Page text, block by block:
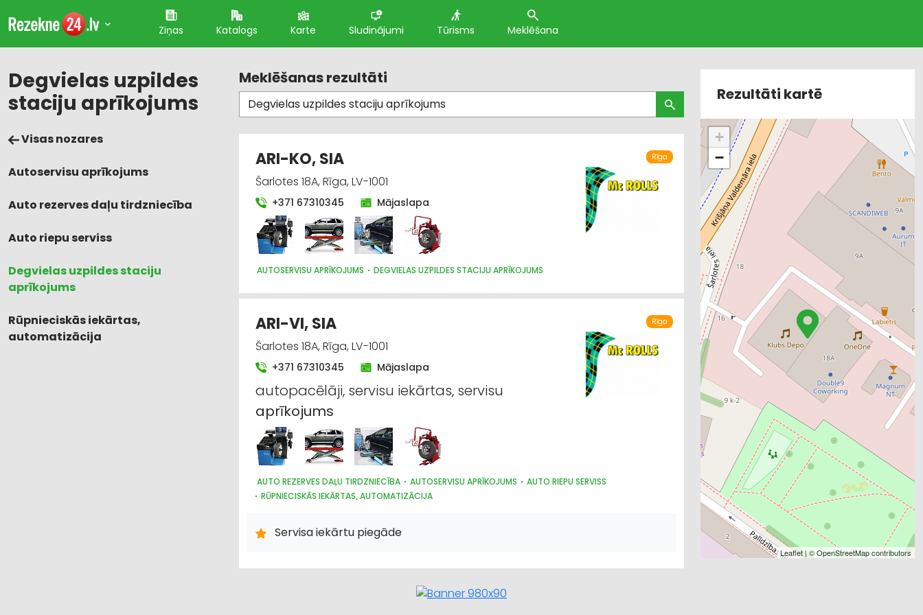
Ziņas Katalogs Karte Sludinājumi Tūrisms Meklēšana
Degvielas uzpildes
staciju aprīkojums
Visas nozares
Autoservisu aprīkojums
Auto rezerves daļu tirdzniecība
Auto riepu serviss
Degvielas uzpildes staciju
aprīkojums
Rūpnieciskās iekārtas,
automatizācija
Meklēšanas rezultāti
Rīga
ARI-KO, SIA
Šarlotes 18A, Rīga, LV-1001
+371 67310345 Mājaslapa
AUTOSERVISU APRĪKOJUMS DEGVIELAS UZPILDES STACIJU APRĪKOJUMS
Rīga
ARI-VI, SIA
Šarlotes 18A, Rīga, LV-1001
+371 67310345 Mājaslapa
autopacēlāji, servisu iekārtas, servisu
aprīkojums
AUTO REZERVES DAĻU TIRDZNIECĪBA AUTOSERVISU APRĪKOJUMS
AUTO RIEPU SERVISS
RŪPNIECISKĀS IEKĀRTAS, AUTOMATIZĀCIJA
Servisa iekārtu piegāde
Rezultāti kartē
+
−
Leaflet | ©OpenStreetMapcontributors